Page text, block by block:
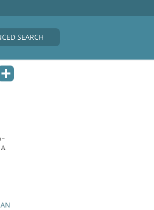
SEARCH